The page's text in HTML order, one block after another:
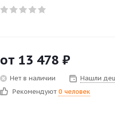
от 13 478 ₽
Нет в наличии
Нашли
Рекомендуют 0 человек